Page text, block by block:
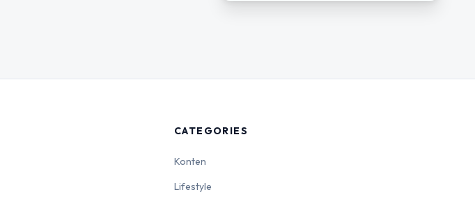
CATEGORIES
Konten
Lifestyle